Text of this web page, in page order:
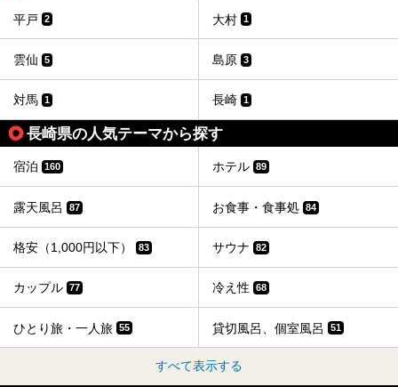
平戸 2 大村 1
雲仙 5 島原 3
対馬 1 長崎 1
長崎県の人気テーマから探す
宿泊 160 ホテル 89
露天風呂 87 お食事・食事処 84
格安（1,000円以下） 83 サウナ 82
カップル 77 冷え性 68
ひとり旅・一人旅 55 貸切風呂、個室風呂 51
すべて表示する